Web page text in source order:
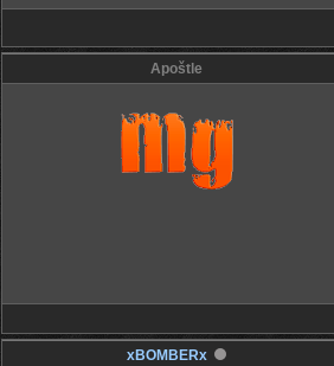
Apoštle
xBOMBERx